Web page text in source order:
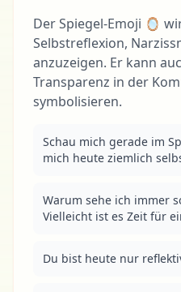
Der Spiegel-Emoji 🪞
Selbstreflexion,
anzuzeigen. Er kann
Transparenz in der
symbolisieren.
Schau mich gerade im
mich heute ziemlich
Warum sehe ich immer
Vielleicht ist es Zeit für
Du bist heute nur